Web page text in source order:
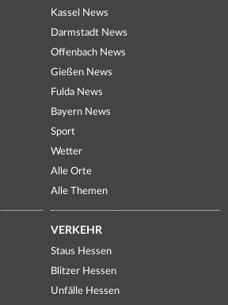
Kassel News
Darmstadt News
Offenbach News
Gießen News
Fulda News
Bayern News
Sport
Wetter
Alle Orte
Alle Themen
VERKEHR
Staus Hessen
Blitzer Hessen
Unfälle Hessen